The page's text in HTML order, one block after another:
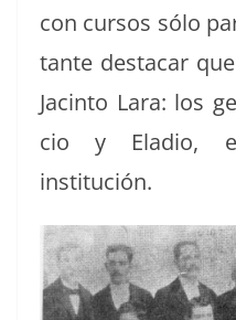
con cur­sos sólo
tante destacar
Jac­in­to Lara: los
cio y Ela­dio,
institución.